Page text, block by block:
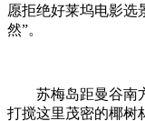
愿拒绝好莱坞电影选
然”。
苏梅岛距曼谷南方
打搅这里茂密的椰树